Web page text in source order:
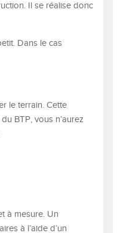
Il se réalise donc
Dans le cas
le terrain. Cette
BTP, vous n’aurez
à mesure. Un
à l’aide d’un